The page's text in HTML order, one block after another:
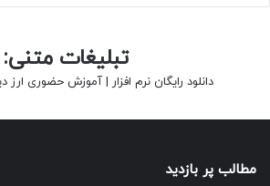
تبلیغات متنی:
دانلود رایگان نرم افزار | آموزش حضوری ارز
مطالب پر بازدید